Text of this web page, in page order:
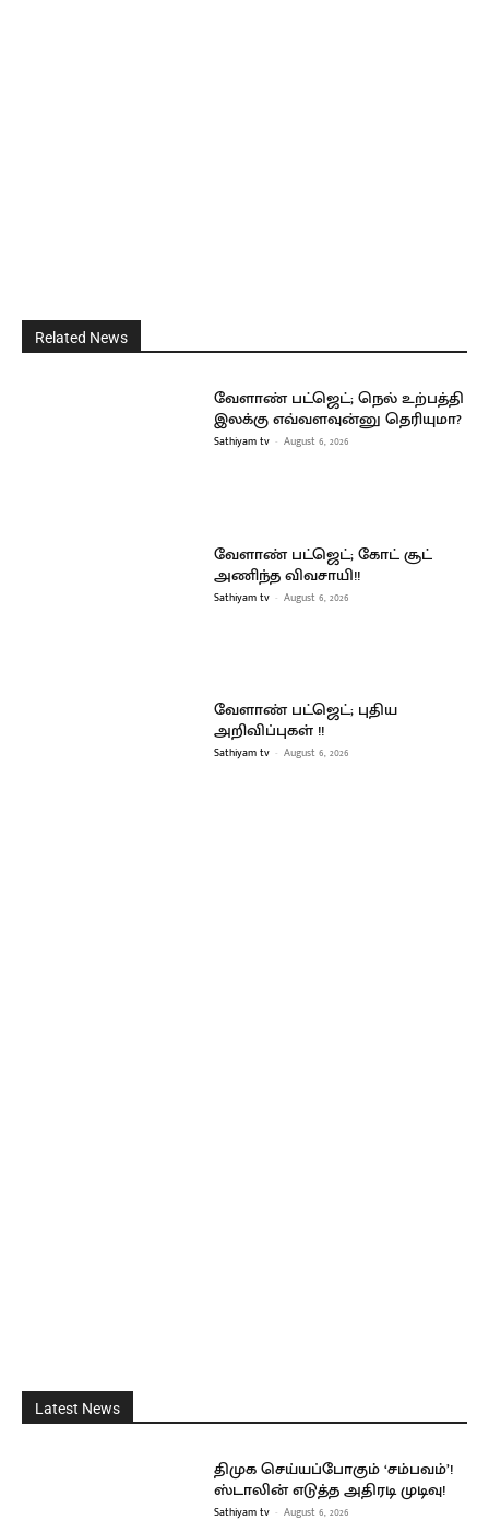
Related News
வேளாண் பட்ஜெட்; நெல் உற்பத்தி
இலக்கு எவ்வளவுன்னு தெரியுமா?
Sathiyam tv - August 6, 2026
வேளாண் பட்ஜெட்; கோட் சூட்
அணிந்த விவசாயி!!
Sathiyam tv - August 6, 2026
வேளாண் பட்ஜெட்; புதிய
அறிவிப்புகள் !!
Sathiyam tv - August 6, 2026
Latest News
திமுக செய்யப்போகும் ‘சம்பவம்’!
ஸ்டாலின் எடுத்த அதிரடி முடிவு!
Sathiyam tv - August 6, 2026